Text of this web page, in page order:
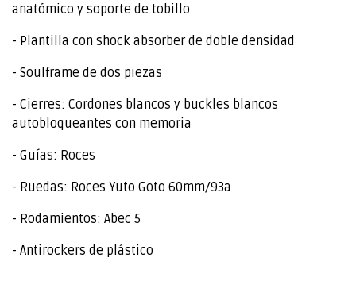
anatómico y soporte de tobillo
- Plantilla con shock absorber de doble densidad
- Soulframe de dos piezas
- Cierres: Cordones blancos y buckles blancos
autobloqueantes con memoria
- Guías: Roces
- Ruedas: Roces Yuto Goto 60mm/93a
- Rodamientos: Abec 5
- Antirockers de plástico